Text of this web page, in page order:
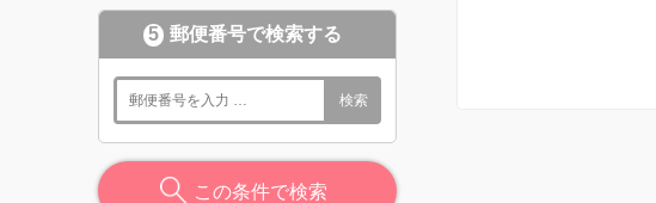
5 郵便番号で検索する
検索
この条件で検索